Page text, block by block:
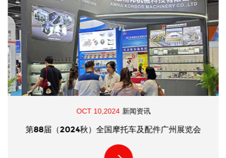
OCT 10,2024 新闻资讯
第88届（2024秋）全国摩托车及配件广州展览会